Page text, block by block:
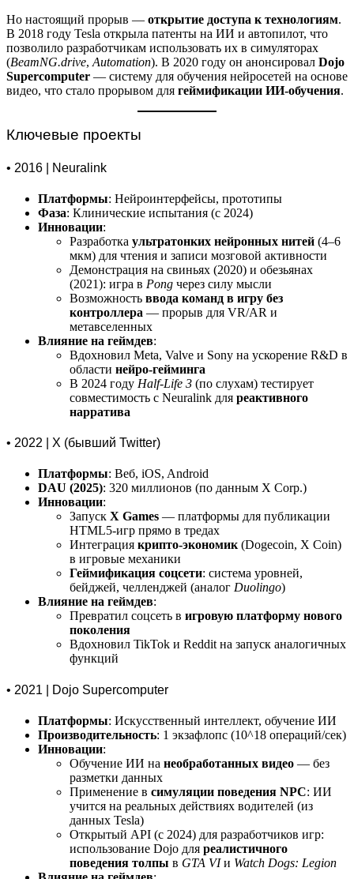
Но настоящий прорыв — открытие доступа к технологиям.
В 2018 году Tesla открыла патенты на ИИ и автопилот, что
позволило разработчикам использовать их в симуляторах
(BeamNG.drive, Automation). В 2020 году он анонсировал Dojo
Supercomputer — систему для обучения нейросетей на основе
видео, что стало прорывом для геймификации ИИ-обучения.
Ключевые проекты
• 2016 | Neuralink
Платформы: Нейроинтерфейсы, прототипы
Фаза: Клинические испытания (с 2024)
Инновации:
Разработка ультратонких нейронных нитей (4–6
мкм) для чтения и записи мозговой активности
Демонстрация на свиньях (2020) и обезьянах
(2021): игра в Pong через силу мысли
Возможность ввода команд в игру без
контроллера — прорыв для VR/AR и
метавселенных
Влияние на геймдев:
Вдохновил Meta, Valve и Sony на ускорение R&D в
области нейро-гейминга
В 2024 году Half-Life 3 (по слухам) тестирует
совместимость с Neuralink для реактивного
нарратива
• 2022 | X (бывший Twitter)
Платформы: Веб, iOS, Android
DAU (2025): 320 миллионов (по данным X Corp.)
Инновации:
Запуск X Games — платформы для публикации
HTML5-игр прямо в тредах
Интеграция крипто-экономик(Dogecoin, X Coin)
в игровые механики
Геймификация соцсети: система уровней,
бейджей, челленджей (аналог Duolingo)
Влияние на геймдев:
Превратил соцсеть в игровую платформу нового
поколения
Вдохновил TikTok и Reddit на запуск аналогичных
функций
• 2021 | Dojo Supercomputer
Платформы: Искусственный интеллект, обучение ИИ
Производительность: 1 экзафлопс (10^18 операций/сек)
Инновации:
Обучение ИИ на необработанных видео — без
разметки данных
Применение в симуляции поведения NPC: ИИ
учится на реальных действиях водителей (из
данных Tesla)
Открытый API (с 2024) для разработчиков игр:
использование Dojo для реалистичного
поведения толпы в GTA VIи Watch Dogs: Legion